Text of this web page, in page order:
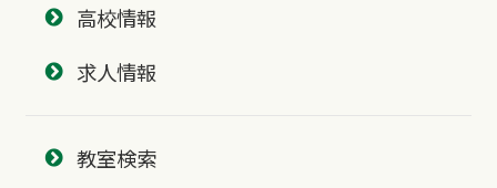
高校情報
求人情報
教室検索